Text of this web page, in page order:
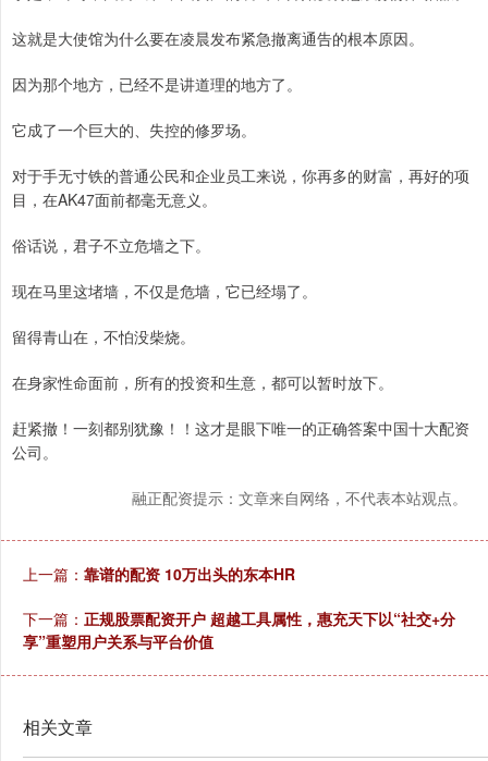
这就是大使馆为什么要在凌晨发布紧急撤离通告的根本原因。
因为那个地方，已经不是讲道理的地方了。
它成了一个巨大的、失控的修罗场。
对于手无寸铁的普通公民和企业员工来说，你再多的财富，再好的项
目，在AK47面前都毫无意义。
俗话说，君子不立危墙之下。
现在马里这堵墙，不仅是危墙，它已经塌了。
留得青山在，不怕没柴烧。
在身家性命面前，所有的投资和生意，都可以暂时放下。
赶紧撤！一刻都别犹豫！！这才是眼下唯一的正确答案中国十大配资
公司。
融正配资提示：文章来自网络，不代表本站观点。
上一篇： 靠谱的配资 10万出头的东本HR
下一篇： 正规股票配资开户 超越工具属性，惠充天下以“社交+分
享”重塑用户关系与平台价值
相关文章